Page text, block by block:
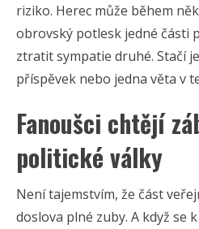
riziko. Herec může během
obrovský potlesk jedné části
ztratit sympatie druhé. Stačí
příspěvek nebo jedna věta v
Fanoušci chtějí
politické války
Není tajemstvím, že část
doslova plné zuby. A když se